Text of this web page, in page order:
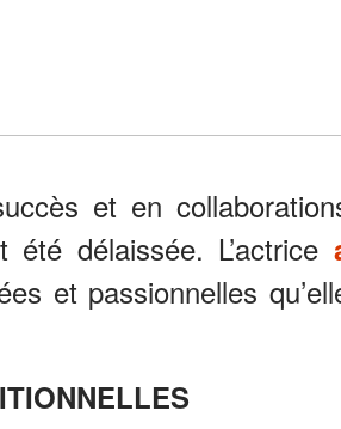
et en
délaissée. L’actrice
et passionnelles